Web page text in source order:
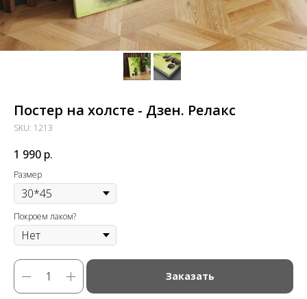
Постер на холсте - Дзен. Релакс
SKU: 1213
1 990 р.
Размер
Покроем лаком?
Заказать